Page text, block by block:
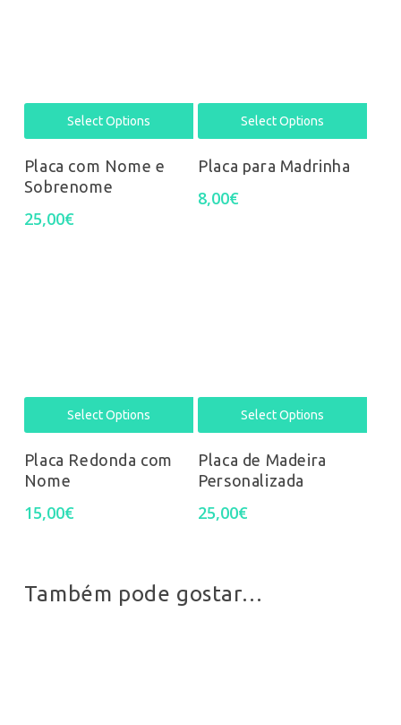
Select Options
Placa com Nome e
Sobrenome
25,00€
Select Options
Placa para Madrinha
8,00€
Select Options
Placa Redonda com
Nome
15,00€
Select Options
Placa de Madeira
Personalizada
25,00€
Também pode gostar…